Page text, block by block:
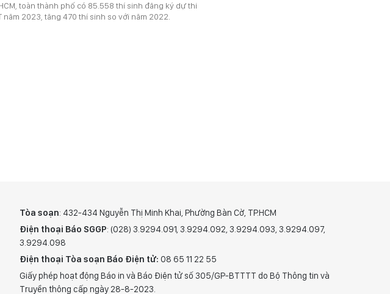
toàn thành phố có 85.558 thí sinh đăng ký dự thi
năm 2023, tăng 470 thí sinh so với năm 2022.
Tòa soạn: 432-434 Nguyễn Thị Minh Khai, Phường Bàn Cờ, TP.HCM
Điện thoại Báo SGGP: (028) 3.9294.091, 3.9294.092, 3.9294.093, 3.9294.097,
3.9294.098
Điện thoại Tòa soạn Báo Điện tử: 08 65 11 22 55
Giấy phép hoạt động Báo in và Báo Điện tử số 305/GP-BTTTT do Bộ Thông tin và
Truyền thông cấp ngày 28-8-2023.